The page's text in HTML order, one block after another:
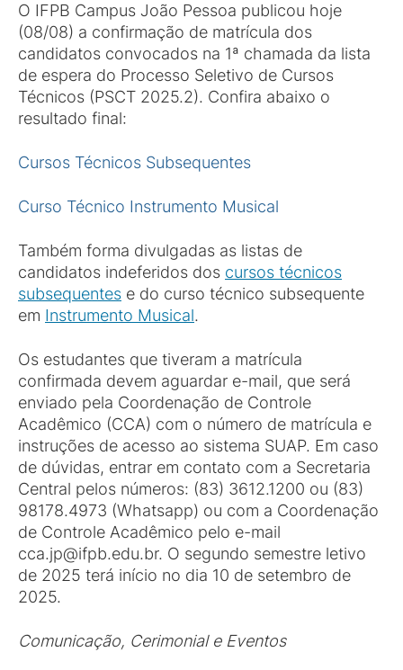
O IFPB Campus João Pessoa publicou hoje
(08/08) a confirmação de matrícula dos
candidatos convocados na 1ª chamada da lista
de espera do Processo Seletivo de Cursos
Técnicos (PSCT 2025.2). Confira abaixo o
resultado final:
Cursos Técnicos Subsequentes
Curso Técnico Instrumento Musical
Também forma divulgadas as listas de
candidatos indeferidos dos cursos técnicos
subsequentes e do curso técnico subsequente
em Instrumento Musical.
Os estudantes que tiveram a matrícula
confirmada devem aguardar e-mail, que será
enviado pela Coordenação de Controle
Acadêmico (CCA) com o número de matrícula e
instruções de acesso ao sistema SUAP. Em caso
de dúvidas, entrar em contato com a Secretaria
Central pelos números: (83) 3612.1200 ou (83)
98178.4973 (Whatsapp) ou com a Coordenação
de Controle Acadêmico pelo e-mail
cca.jp@ifpb.edu.br. O segundo semestre letivo
de 2025 terá início no dia 10 de setembro de
2025.
Comunicação, Cerimonial e Eventos